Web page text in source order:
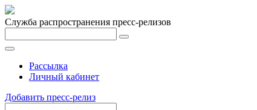
Служба распространения пресс-релизов
Рассылка
Личный кабинет
Добавить пресс-релиз